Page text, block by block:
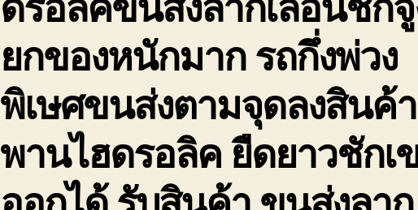
ยกของหนักมาก รถกึ่งพ่วง
พิเษศขนส่งตามจุดลงสินค้
พานไฮดรอลิค ยืดยาวชักเ